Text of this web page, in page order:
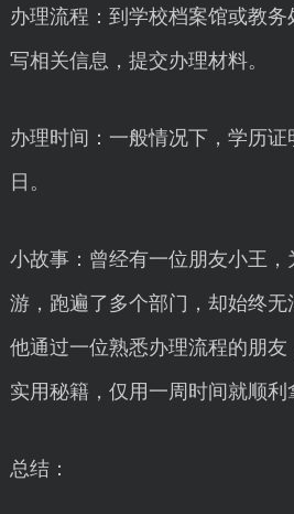
办理流程：到学校档案馆或教
写相关信息，提交办理材料。
办理时间：一般情况下，学历
日。
小故事：曾经有一位朋友小王
游，跑遍了多个部门，却始终无
他通过一位熟悉办理流程的朋
实用秘籍，仅用一周时间就顺利
总结：